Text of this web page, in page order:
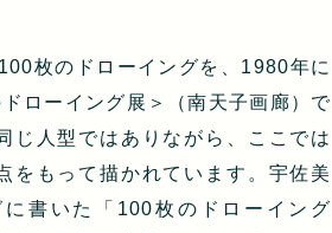
枚のドローイングを、1980年に
ローイング展＞（南天子画廊）で
じ人型ではありながら、ここでは
をもって描かれています。宇佐美
書いた「100枚のドローイング